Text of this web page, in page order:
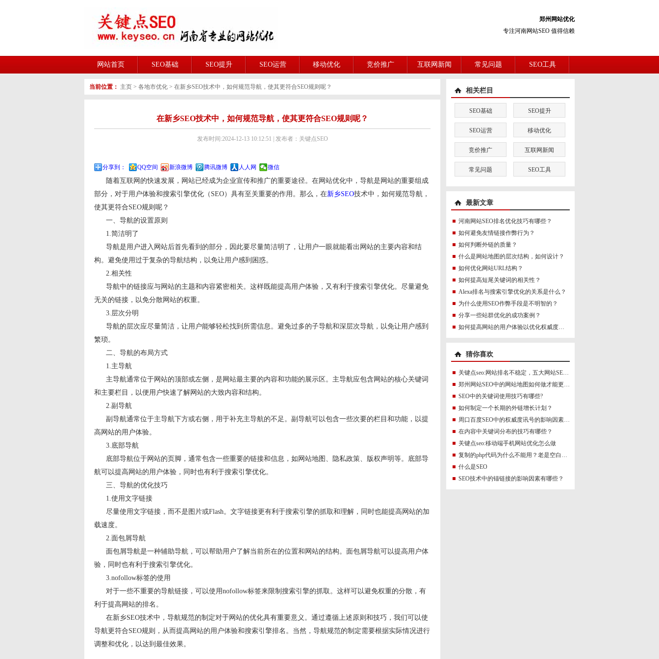
郑州网站优化
专注河南网站SEO 值得信赖
网站首页 SEO基础 SEO提升 SEO运营 移动优化 竞价推广 互联网新闻 常见问题 SEO工具
当前位置： 主页 > 各地市优化 > 在新乡SEO​技术中，如何规范导航，使其更符合SEO规则呢？
在新乡SEO​技术中，如何规范导航，使其更符合SEO规则呢？
发布时间:2024-12-13 10:12:51 | 发布者：关键点SEO
分享到： QQ空间 新浪微博 腾讯微博 人人网 微信
随着互联网的快速发展，网站已经成为企业宣传和推广的重要途径。在网站优化中，导航是网站的重要组成
部分，对于用户体验和搜索引擎优化（SEO）具有至关重要的作用。那么，在新乡SEO技术中，如何规范导航，
使其更符合SEO规则呢？
一、导航的设置原则
1.简洁明了
导航是用户进入网站后首先看到的部分，因此要尽量简洁明了，让用户一眼就能看出网站的主要内容和结
构。避免使用过于复杂的导航结构，以免让用户感到困惑。
2.相关性
导航中的链接应与网站的主题和内容紧密相关。这样既能提高用户体验，又有利于搜索引擎优化。尽量避免
无关的链接，以免分散网站的权重。
3.层次分明
导航的层次应尽量简洁，让用户能够轻松找到所需信息。避免过多的子导航和深层次导航，以免让用户感到
繁琐。
二、导航的布局方式
1.主导航
主导航通常位于网站的顶部或左侧，是网站最主要的内容和功能的展示区。主导航应包含网站的核心关键词
和主要栏目，以便用户快速了解网站的大致内容和结构。
2.副导航
副导航通常位于主导航下方或右侧，用于补充主导航的不足。副导航可以包含一些次要的栏目和功能，以提
高网站的用户体验。
3.底部导航
底部导航位于网站的页脚，通常包含一些重要的链接和信息，如网站地图、隐私政策、版权声明等。底部导
航可以提高网站的用户体验，同时也有利于搜索引擎优化。
三、导航的优化技巧
1.使用文字链接
尽量使用文字链接，而不是图片或Flash。文字链接更有利于搜索引擎的抓取和理解，同时也能提高网站的加
载速度。
2.面包屑导航
面包屑导航是一种辅助导航，可以帮助用户了解当前所在的位置和网站的结构。面包屑导航可以提高用户体
验，同时也有利于搜索引擎优化。
3.nofollow标签的使用
对于一些不重要的导航链接，可以使用nofollow标签来限制搜索引擎的抓取。这样可以避免权重的分散，有
利于提高网站的排名。
在新乡SEO技术中，导航规范的制定对于网站的优化具有重要意义。通过遵循上述原则和技巧，我们可以使
导航更符合SEO规则，从而提高网站的用户体验和搜索引擎排名。当然，导航规范的制定需要根据实际情况进行
调整和优化，以达到最佳效果。
相关栏目
SEO基础 SEO提升
SEO运营 移动优化
竞价推广 互联网新闻
常见问题 SEO工具
最新文章
河南网站SEO排名优化技巧有哪些？
如何避免友情链接作弊行为？
如何判断外链的质量？
什么是网站地图的层次结构，如何设计？
如何优化网站URL结构？
如何提高短尾关键词的相关性？
Alexa排名与搜索引擎优化的关系是什么？
为什么使用SEO作弊手段是不明智的？
分享一些站群优化的成功案例？
如何提高网站的用户体验以优化权威度讯号？
猜你喜欢
关键点seo:网站排名不稳定，五大网站SEO误操作
郑州网站SEO中的网站地图如何做才能更符合SEO规则？
SEO中的关键词使用技巧有哪些?
如何制定一个长期的外链增长计划？
周口百度SEO中的权威度讯号的影响因素有哪些？
在内容中关键词分布的技巧有哪些？
关键点seo:移动端手机网站优化怎么做
复制的php代码为什么不能用？老是空白，报500
什么是SEO
SEO技术中的锚链接的影响因素有哪些？